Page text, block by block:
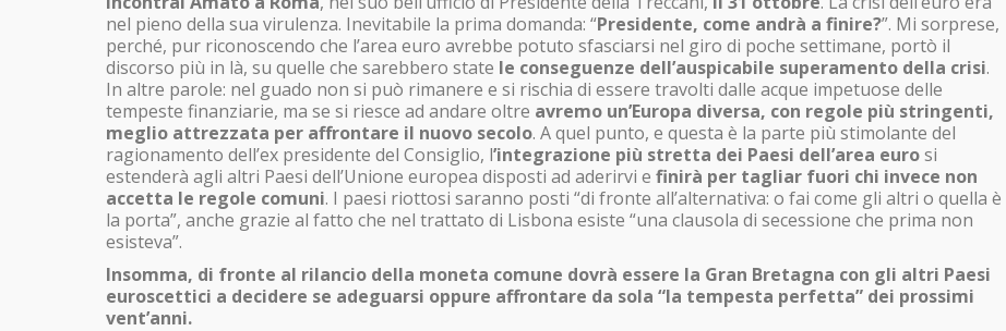
nel pieno della sua virulenza. Inevitabile la prima domanda: “Presidente, come andrà a finire?”. Mi sorprese,
perché, pur riconoscendo che l’area euro avrebbe potuto sfasciarsi nel giro di poche settimane, portò il
discorso più in là, su quelle che sarebbero state le conseguenze dell’auspicabile superamento della crisi.
In altre parole: nel guado non si può rimanere e si rischia di essere travolti dalle acque impetuose delle
tempeste finanziarie, ma se si riesce ad andare oltre avremo un’Europa diversa, con regole più stringenti,
meglio attrezzata per affrontare il nuovo secolo. A quel punto, e questa è la parte più stimolante del
ragionamento dell’ex presidente del Consiglio, l’integrazione più stretta dei Paesi dell’area eurosi
estenderà agli altri Paesi dell’Unione europea disposti ad aderirvi e finirà per tagliar fuori chi invece non
accetta le regole comuni. I paesi riottosi saranno posti “di fronte all’alternativa: o fai come gli altri o quella è
la porta”, anche grazie al fatto che nel trattato di Lisbona esiste “una clausola di secessione che prima non
esisteva”.
Insomma, di fronte al rilancio della moneta comune dovrà essere la Gran Bretagna con gli altri Paesi
euroscettici a decidere se adeguarsi oppure affrontare da sola “la tempesta perfetta” dei prossimi
vent’anni.